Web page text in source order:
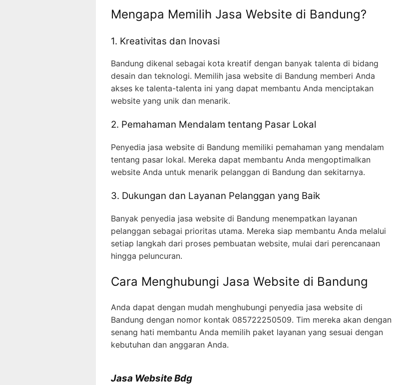
Mengapa Memilih Jasa Website di Bandung?
1. Kreativitas dan Inovasi
Bandung dikenal sebagai kota kreatif dengan banyak talenta di bidang
desain dan teknologi. Memilih jasa website di Bandung memberi Anda
akses ke talenta-talenta ini yang dapat membantu Anda menciptakan
website yang unik dan menarik.
2. Pemahaman Mendalam tentang Pasar Lokal
Penyedia jasa website di Bandung memiliki pemahaman yang mendalam
tentang pasar lokal. Mereka dapat membantu Anda mengoptimalkan
website Anda untuk menarik pelanggan di Bandung dan sekitarnya.
3. Dukungan dan Layanan Pelanggan yang Baik
Banyak penyedia jasa website di Bandung menempatkan layanan
pelanggan sebagai prioritas utama. Mereka siap membantu Anda melalui
setiap langkah dari proses pembuatan website, mulai dari perencanaan
hingga peluncuran.
Cara Menghubungi Jasa Website di Bandung
Anda dapat dengan mudah menghubungi penyedia jasa website di
Bandung dengan nomor kontak 085722250509. Tim mereka akan dengan
senang hati membantu Anda memilih paket layanan yang sesuai dengan
kebutuhan dan anggaran Anda.
Jasa Website Bdg